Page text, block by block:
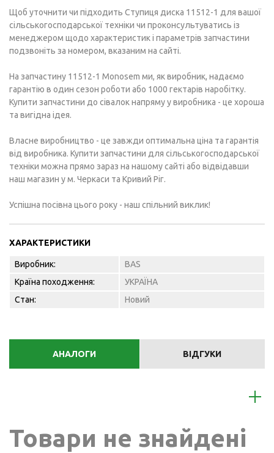
Щоб уточнити чи підходить Ступиця диска 11512-1 для вашої
сільськогосподарської техніки чи проконсультуватись із
менеджером щодо характеристик і параметрів запчастини
подзвоніть за номером, вказаним на сайті.
На запчастину 11512-1 Monosem ми, як виробник, надаємо
гарантію в один сезон роботи або 1000 гектарів наробітку.
Купити запчастини до сівалок напряму у виробника - це хороша
та вигідна ідея.
Власне виробництво - це завжди оптимальна ціна та гарантія
від виробника. Купити запчастини для сільськогосподарської
техніки можна прямо зараз на нашому сайті або відвідавши
наш магазин у м. Черкаси та Кривий Ріг.
Успішна посівна цього року - наш спільний виклик!
ХАРАКТЕРИСТИКИ
Виробник:
BAS
Країна походження:
УКРАЇНА
Стан:
Новий
АНАЛОГИ ВІДГУКИ
Товари не знайдені